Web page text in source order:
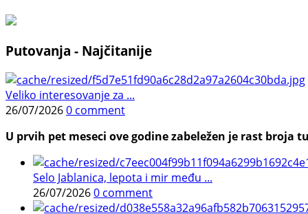
Putovanja - Najčitanije
Veliko interesovanje za ...
26/07/20260 comment
U prvih pet meseci ove godine zabeležen je rast
Selo Jablanica, lepota i mir među ...
26/07/20260 comment